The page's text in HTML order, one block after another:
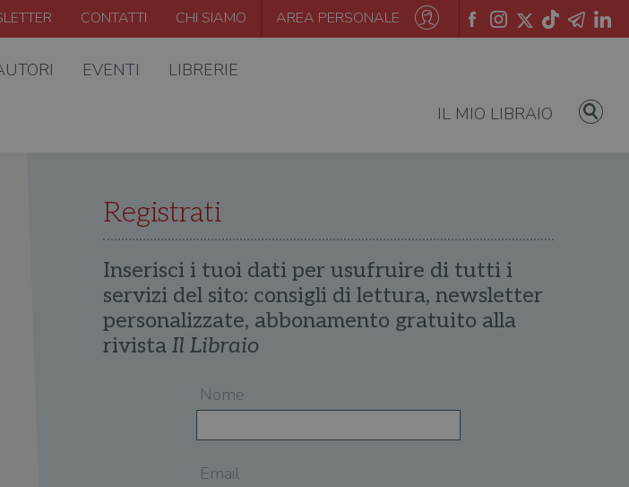
CONTATTI CHI SIAMO AREA PERSONALE
EVENTI LIBRERIE
IL MIO LIBRAIO
Registrati
Inserisci i tuoi dati per usufruire di tutti i
servizi del sito: consigli di lettura, newsletter
personalizzate, abbonamento gratuito alla
rivista Il Libraio
Nome
Email